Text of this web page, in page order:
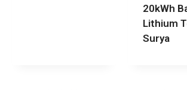
20kWh
Lithium
Surya